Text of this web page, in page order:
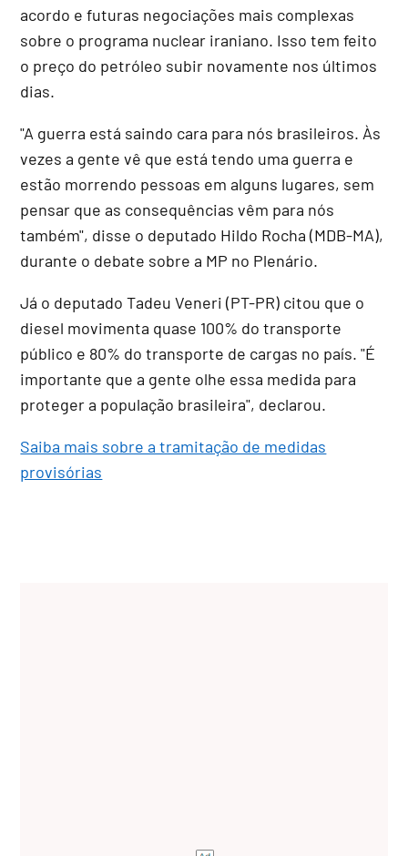
acordo e futuras negociações mais complexas
sobre o programa nuclear iraniano. Isso tem feito
o preço do petróleo subir novamente nos últimos
dias.
"A guerra está saindo cara para nós brasileiros. Às
vezes a gente vê que está tendo uma guerra e
estão morrendo pessoas em alguns lugares, sem
pensar que as consequências vêm para nós
também", disse o deputado Hildo Rocha (MDB-MA),
durante o debate sobre a MP no Plenário.
Já o deputado Tadeu Veneri (PT-PR) citou que o
diesel movimenta quase 100% do transporte
público e 80% do transporte de cargas no país. "É
importante que a gente olhe essa medida para
proteger a população brasileira", declarou.
Saiba mais sobre a tramitação de medidas
provisórias